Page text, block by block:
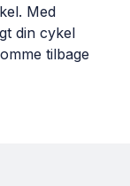
Med
din cykel
tilbage